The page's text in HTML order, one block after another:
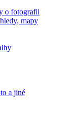
o fotografii
mapy
a jiné